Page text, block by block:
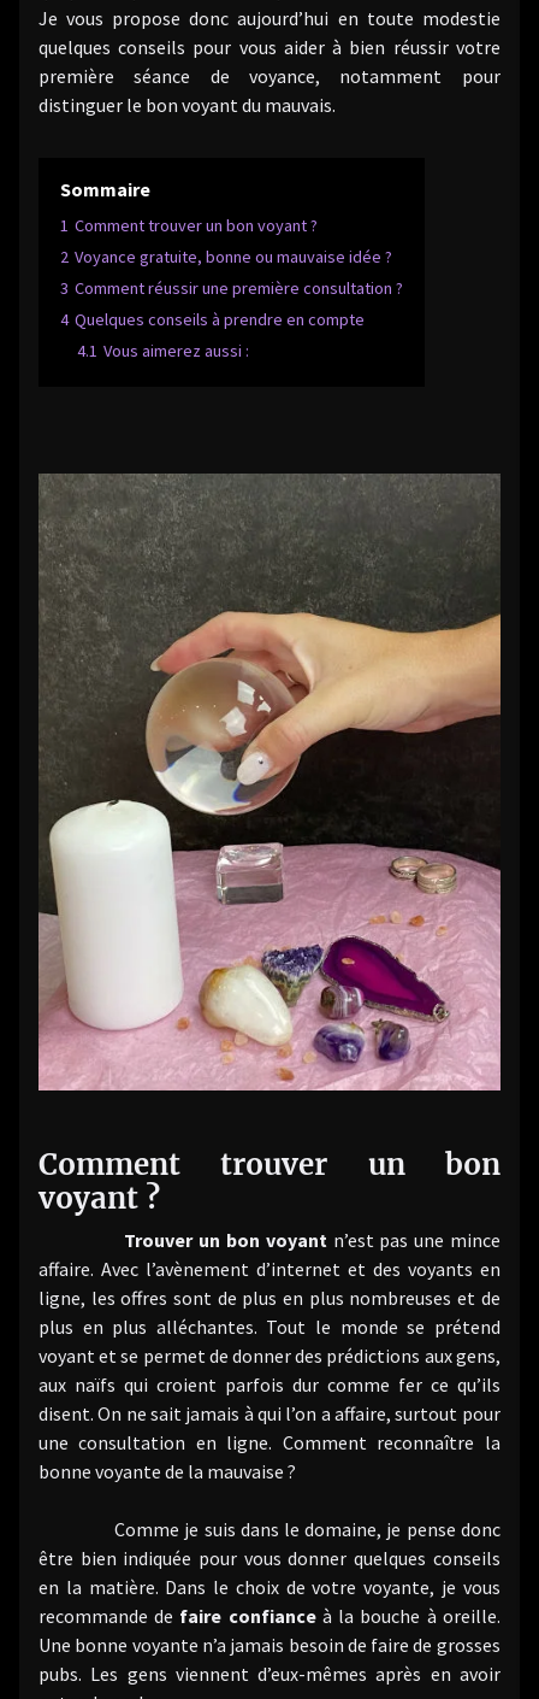
Je vous propose donc aujourd’hui en toute modestie
quelques conseils pour vous aider à bien réussir votre
première séance de voyance, notamment pour
distinguer le bon voyant du mauvais.
Sommaire
1 Comment trouver un bon voyant ?
2 Voyance gratuite, bonne ou mauvaise idée ?
3 Comment réussir une première consultation ?
4 Quelques conseils à prendre en compte
4.1 Vous aimerez aussi :
Comment trouver un bon
voyant ?
Trouver un bon voyant n’est pas une mince
affaire. Avec l’avènement d’internet et des voyants en
ligne, les offres sont de plus en plus nombreuses et de
plus en plus alléchantes. Tout le monde se prétend
voyant et se permet de donner des prédictions aux gens,
aux naïfs qui croient parfois dur comme fer ce qu’ils
disent. On ne sait jamais à qui l’on a affaire, surtout pour
une consultation en ligne. Comment reconnaître la
bonne voyante de la mauvaise ?
Comme je suis dans le domaine, je pense donc
être bien indiquée pour vous donner quelques conseils
en la matière. Dans le choix de votre voyante, je vous
recommande de faire confiance à la bouche à oreille.
Une bonne voyante n’a jamais besoin de faire de grosses
pubs. Les gens viennent d’eux-mêmes après en avoir